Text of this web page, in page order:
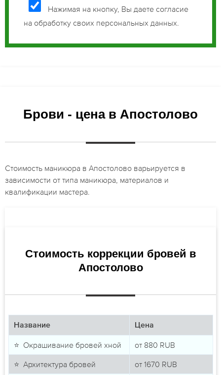
Нажимая на кнопку, Вы даете согласие
на обработку своих персональных данных.
Брови - цена в Апостолово
Стоимость маникюра в Апостолово варьируется в
зависимости от типа маникюра, материалов и
квалификации мастера.
Стоимость коррекции бровей в
Апостолово
Название Цена
⭐ Окрашивание бровей хной от 880 RUB
⭐ Архитектура бровей от 1670 RUB